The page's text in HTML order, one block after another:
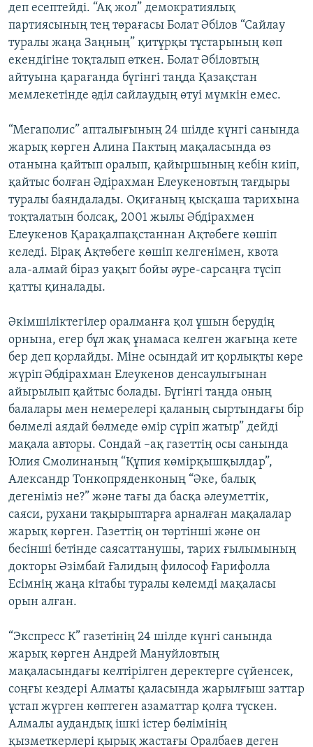
деп есептейді. “Ақ жол” демократиялық
партиясының тең төрағасы Болат Әбілов “Сайлау
туралы жаңа Заңның” қитұрқы тұстарының көп
екендігіне тоқталып өткен. Болат Әбіловтың
айтуына қарағанда бүгінгі таңда Қазақстан
мемлекетінде әділ сайлаудың өтуі мүмкін емес.
“Мегаполис” апталығының 24 шілде күнгі санында
жарық көрген Алина Пактың мақаласында өз
отанына қайтып оралып, қайыршының кебін киіп,
қайтыс болған Әдірахман Елеукеновтың тағдыры
туралы баяндалады. Оқиғаның қысқаша тарихына
тоқталатын болсақ, 2001 жылы Әбдірахмен
Елеукенов Қарақалпақстаннан Ақтөбеге көшіп
келеді. Бірақ Ақтөбеге көшіп келгенімен, квота
ала-алмай біраз уақыт бойы әуре-сарсаңға түсіп
қатты қиналады.
Әкімшіліктегілер оралманға қол ұшын берудің
орнына, егер бұл жақ ұнамаса келген жағыңа кете
бер деп қорлайды. Міне осындай ит қорлықты көре
жүріп Әбдірахман Елеукенов денсаулығынан
айырылып қайтыс болады. Бүгінгі таңда оның
балалары мен немерелері қаланың сыртындағы бір
бөлмелі аядай бөлмеде өмір сүріп жатыр” дейді
мақала авторы. Сондай –ақ газеттің осы санында
Юлия Смолинаның “Құпия көмірқышқылдар”,
Александр Тонкопряденконың “Әке, балық
дегеніміз не?” және тағы да басқа әлеуметтік,
саяси, рухани тақырыптарға арналған мақалалар
жарық көрген. Газеттің он төртінші және он
бесінші бетінде саясаттанушы, тарих ғылымының
докторы Әзімбай Ғалидың философ Ғарифолла
Есімнің жаңа кітабы туралы көлемді мақаласы
орын алған.
“Экспресс К” газетінің 24 шілде күнгі санында
жарық көрген Андрей Мануйловтың
мақаласындағы келтірілген деректерге сүйенсек,
соңғы кездері Алматы қаласында жарылғыш заттар
ұстап жүрген көптеген азаматтар қолға түскен.
Алмалы аудандық ішкі істер бөлімінің
қызметкерлері қырық жастағы Оралбаев деген